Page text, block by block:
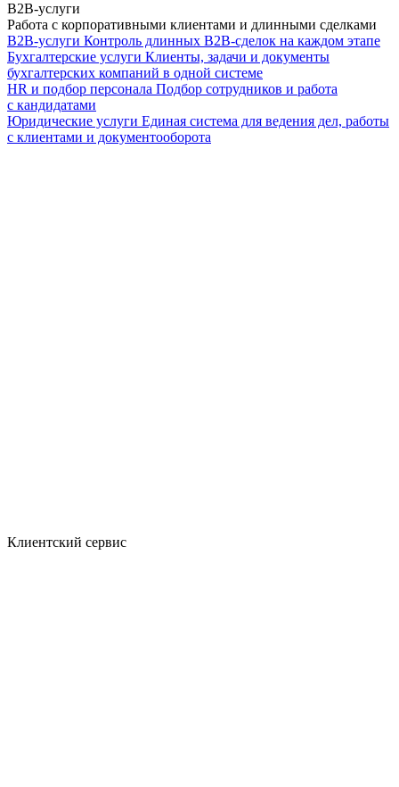
B2B-услуги
Работа с корпоративными клиентами и длинными сделками
B2B-услуги Контроль длинных B2B-сделок на каждом этапе
Бухгалтерские услуги Клиенты, задачи и документы
бухгалтерских компаний в одной системе
HR и подбор персонала Подбор сотрудников и работа
с кандидатами
Юридические услуги Единая система для ведения дел, работы
с клиентами и документооборота
Клиентский сервис